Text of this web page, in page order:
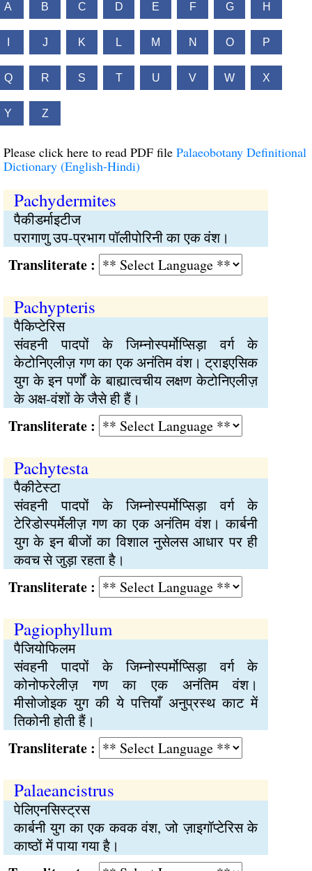
A B C D E F G H
J K L M N O P
Q R S T U V W X
Y Z
Please click here to read PDF file Palaeobotany Definitional
Dictionary (English-Hindi)
Pachydermites
पैकीडर्माइटीज
परागाणु उप-प्रभाग पॉलीपोरिनी का एक वंश।
:
Pachypteris
पैकिप्टेरिस
संवहनी पादपों के जिम्नोस्पर्मोप्सिड़ा वर्ग के
केटोनिएलीज़ गण का एक अनंतिम वंश। ट्राइएसिक
युग के इन पर्णों के बाह्यात्वचीय लक्षण केटोनिएलीज़
के अक्ष-वंशों के जैसे ही हैं।
:
Pachytesta
पैकीटेस्टा
संवहनी पादपों के जिम्नोस्पर्मोप्सिड़ा वर्ग के
टेरिडोस्पर्मेलीज़ गण का एक अनंतिम वंश। कार्बनी
युग के इन बीजों का विशाल नुसेलस आधार पर ही
कवच से जुड़ा रहता है।
:
Pagiophyllum
पैजियोफिलम
संवहनी पादपों के जिम्नोस्पर्मोप्सिड़ा वर्ग के
कोनोफरेलीज़ गण का एक अनंतिम वंश।
मीसोजोइक युग की ये पत्तियाँ अनुप्रस्थ काट में
तिकोनी होती हैं।
:
Palaeancistrus
पेलिएनसिस्ट्रस
कार्बनी युग का एक कवक वंश, जो ज़ाइगॉप्टेरिस के
काष्ठों में पाया गया है।